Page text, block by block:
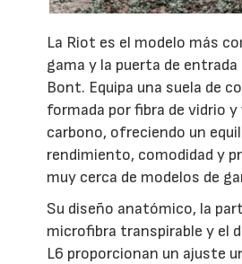
La Riot es el modelo más
gama y la puerta de entrada
Bont. Equipa una suela de
formada por fibra de vidrio y
carbono, ofreciendo un
rendimiento, comodidad y
muy cerca de modelos de
Su diseño anatómico, la
microfibra transpirable y el
L6 proporcionan un ajuste